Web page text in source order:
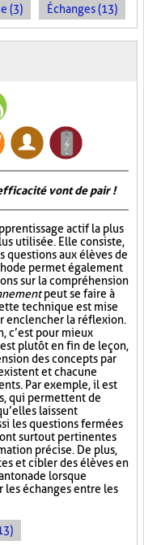
(3) Échanges (13)
vont de pair !
actif la plus
utilisée. Elle consiste,
questions aux élèves de
permet également
sur la compréhension
peut se faire à
technique est mise
enclencher la réflexion.
c’est pour mieux
plutôt en fin de leçon,
des concepts par
et chacune
Par exemple, il est
qui permettent de
laissent
les questions fermées
surtout pertinentes
précise. De plus,
et cibler des élèves en
lorsque
les échanges entre les